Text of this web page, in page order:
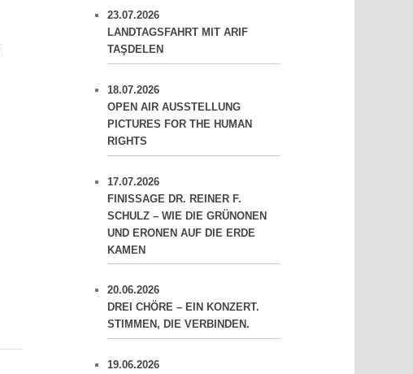
23.07.2026
LANDTAGSFAHRT MIT ARIF
TAŞDELEN
18.07.2026
OPEN AIR AUSSTELLUNG
PICTURES FOR THE HUMAN
RIGHTS
17.07.2026
FINISSAGE DR. REINER F.
SCHULZ – WIE DIE GRÜNONEN
UND ERONEN AUF DIE ERDE
KAMEN
20.06.2026
DREI CHÖRE – EIN KONZERT.
STIMMEN, DIE VERBINDEN.
19.06.2026